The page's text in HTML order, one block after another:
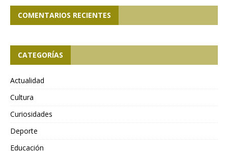
COMENTARIOS RECIENTES
CATEGORÍAS
Actualidad
Cultura
Curiosidades
Deporte
Educación